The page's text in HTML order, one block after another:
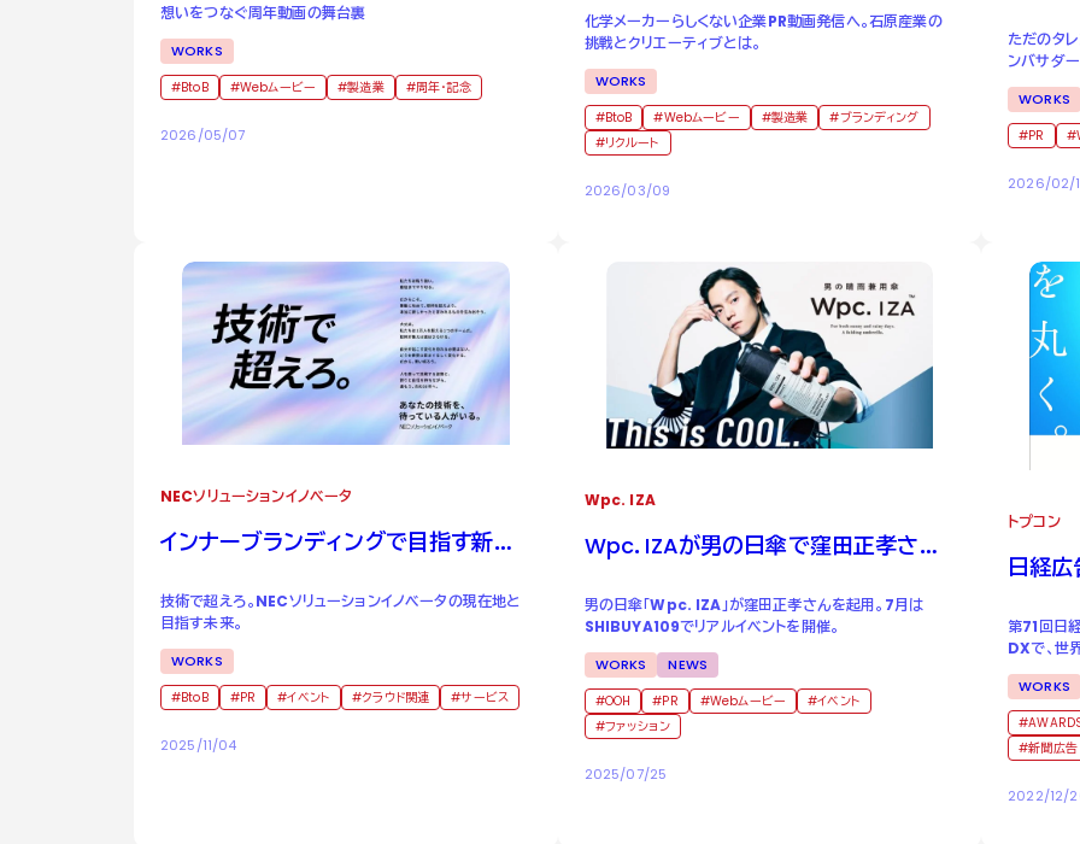
想いをつなぐ周年動画の舞台裏
WORKS
BtoB Webムービー 製造業 周年・記念
2026/05/07
化学メーカーらしくない企業PR動画発信へ。石原産業の
挑戦とクリエーティブとは。
WORKS
BtoB Webムービー 製造業
ブランディング
リクルート
2026/03/09
ただのタ
ンバサダ
は。
WORKS
PR
2026/02/
NECソリューションイノベータ
インナーブランディングで目指す新し
技術で超えろ。NECソリューションイノベータの現在地と
目指す未来。
WORKS
BtoB PR イベント クラウド関連 サービス
2025/11/04
Wpc. IZA
Wpc. IZAが男の日傘で窪田正孝さん
男の日傘「Wpc. IZA」が窪田正孝さんを起用。7月は
SHIBUYA109でリアルイベントを開催。
WORKS NEWS
OOH PR Webムービー
イベント
ファッション
2025/07/25
トプコン
日経
第71回日
DXで、世
を受賞し
WORKS
新聞広告
2022/12/